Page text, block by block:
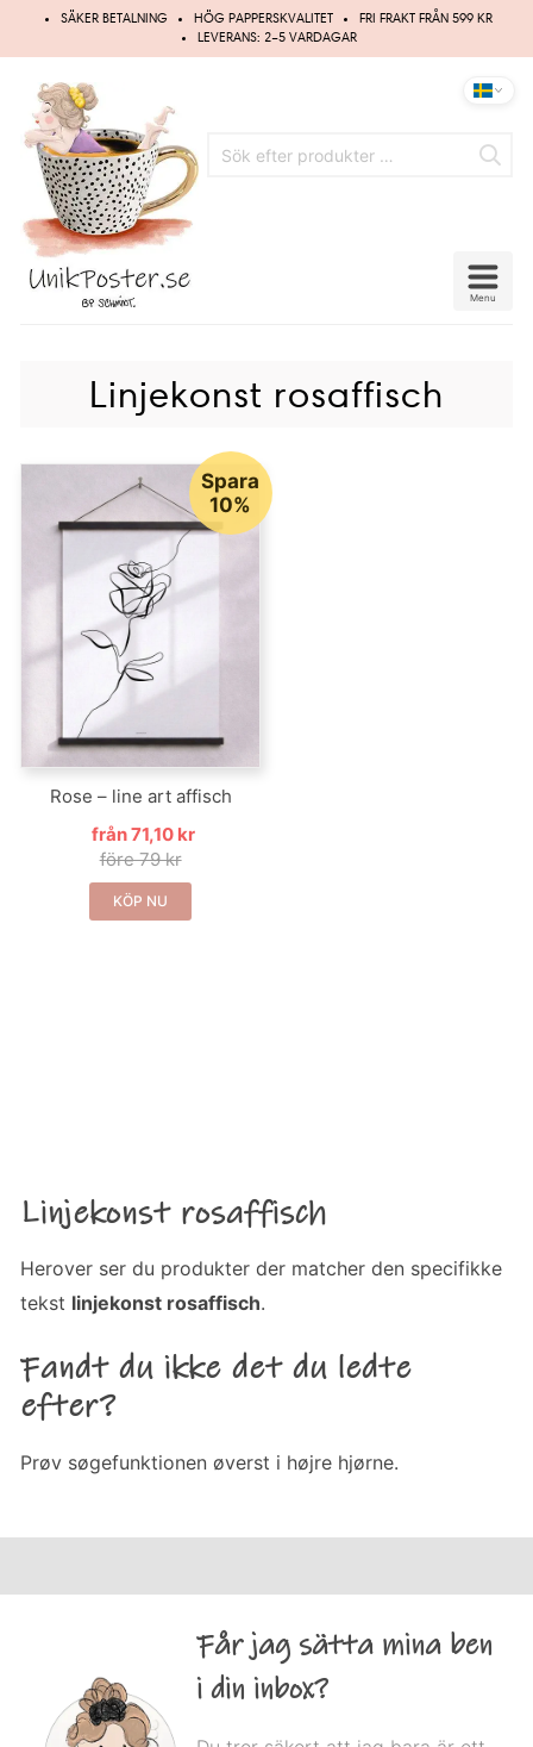
Hoppa
SÄKER BETALNING HÖG PAPPERSKVALITET
FRI FRAKT FRÅN 599 KR
LEVERANS: 2–5 VARDAGAR
Menu
Linjekonst rosaffisch
Rose – line art affisch
från 71,10 kr
före 79 kr
Spara
10%
KÖP NU
Linjekonst rosaffisch
Herover ser du produkter der matcher den specifikke
tekst linjekonst rosaffisch.
Fandt du ikke det du ledte
efter?
Prøv søgefunktionen øverst i højre hjørne.
Får jag sätta mina ben
i din inbox?